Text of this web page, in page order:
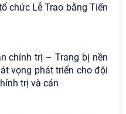
chức Lễ Trao bằng Tiến
chính trị – Trang bị nền
vọng phát triển cho đội
trị và cán